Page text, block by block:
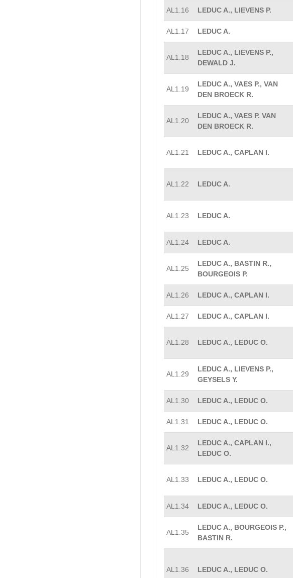
AL1.16 LEDUC A., LIEVENS P.
AL1.17 LEDUC A.
AL1.18
LEDUC A., LIEVENS P.,
DEWALD J.
AL1.19
LEDUC A., VAES P., VAN
DEN BROECK R.
AL1.20
LEDUC A., VAES P. VAN
DEN BROECK R.
AL1.21 LEDUC A., CAPLAN I.
AL1.22 LEDUC A.
AL1.23 LEDUC A.
AL1.24 LEDUC A.
AL1.25
LEDUC A., BASTIN R.,
BOURGEOIS P.
AL1.26 LEDUC A., CAPLAN I.
AL1.27 LEDUC A., CAPLAN I.
AL1.28 LEDUC A., LEDUC O.
AL1.29
LEDUC A., LIEVENS P.,
GEYSELS Y.
AL1.30 LEDUC A., LEDUC O.
AL1.31 LEDUC A., LEDUC O.
AL1.32
LEDUC A., CAPLAN I.,
LEDUC O.
AL1.33 LEDUC A., LEDUC O.
AL1.34 LEDUC A., LEDUC O.
AL1.35
LEDUC A., BOURGEOIS P.,
BASTIN R.
AL1.36 LEDUC A., LEDUC O.